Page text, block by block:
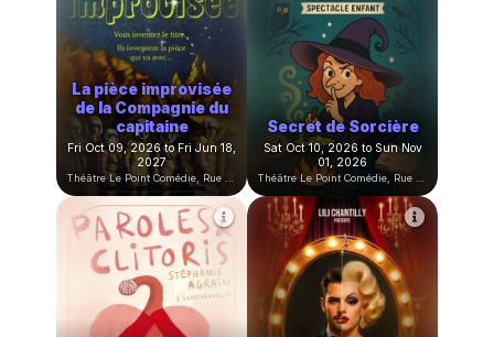
Wed Sep 16, 2026 to Thu May
06, 2027
Wed Sep 23, 2026 to Sun May
02, 2027
Replay
Fri Oct 02, 2026 to Sat Oct
24, 2026
Halloween chez les
Cow-Boys
Sat Oct 03, 2026 to Sun Nov
01, 2026